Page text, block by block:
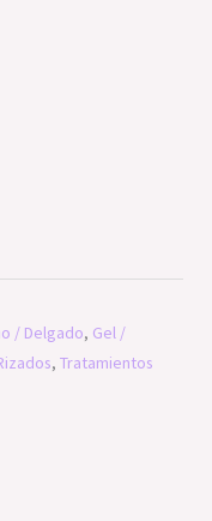
/ Delgado, Gel /
, Tratamientos